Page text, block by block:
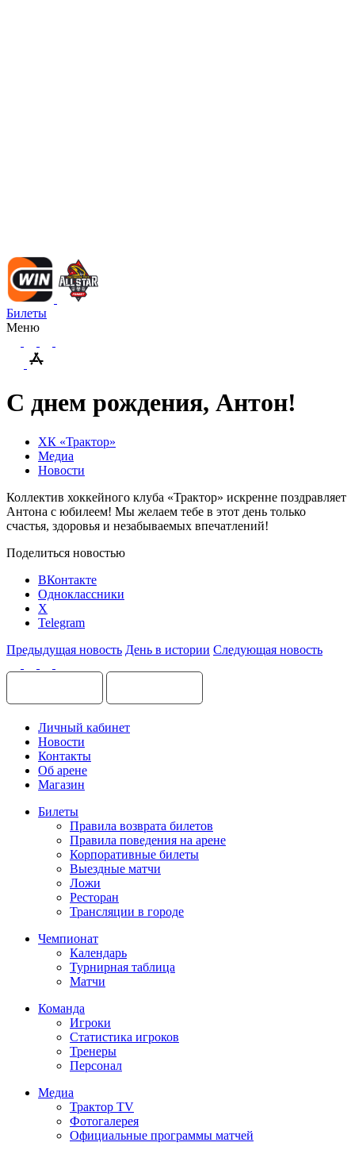
Билеты
Меню
С днем рождения, Антон!
ХК «Трактор»
Медиа
Новости
Коллектив хоккейного клуба «Трактор» искренне поздравляет
Антона с юбилеем! Мы желаем тебе в этот день только
счастья, здоровья и незабываемых впечатлений!
Поделиться новостью
ВКонтакте
Одноклассники
X
Telegram
Предыдущая новость День в истории Следующая новость
Личный кабинет
Новости
Контакты
Об арене
Магазин
Билеты
Правила возврата билетов
Правила поведения на арене
Корпоративные билеты
Выездные матчи
Ложи
Ресторан
Трансляции в городе
Чемпионат
Календарь
Турнирная таблица
Матчи
Команда
Игроки
Статистика игроков
Тренеры
Персонал
Медиа
Трактор TV
Фотогалерея
Официальные программы матчей